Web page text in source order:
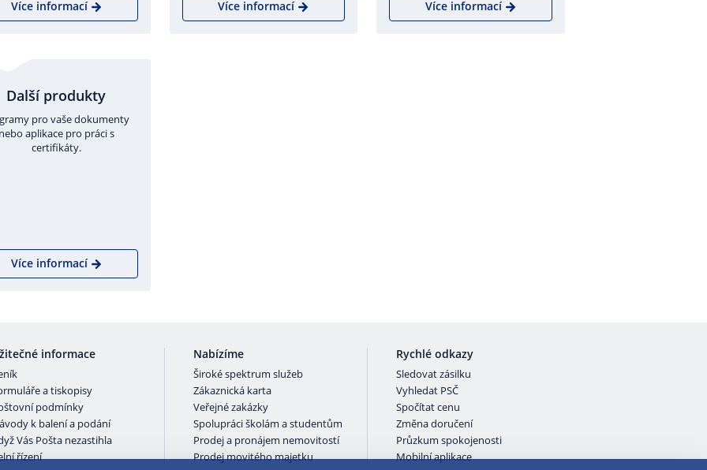
Více informací Více informací Více informací
Další produkty
pro vaše dokumenty
nebo aplikace pro práci s
certifikáty.
Více informací
informace
a tiskopisy
podmínky
k balení a podání
Vás Pošta nezastihla
řízení
Nabízíme
Široké spektrum služeb
Zákaznická karta
Veřejné zakázky
Spolupráci školám a studentům
Prodej a pronájem nemovitostí
Prodej movitého majetku
Rychlé odkazy
Sledovat zásilku
Vyhledat PSČ
Spočítat cenu
Změna doručení
Průzkum spokojenosti
Mobilní aplikace